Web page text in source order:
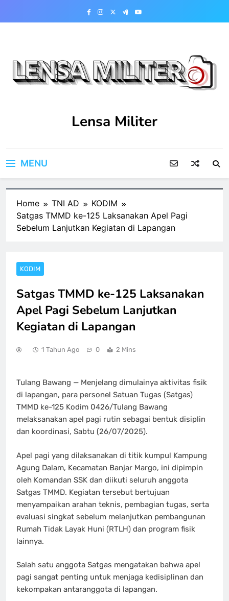
Lensa Militer
MENU
Home TNI AD
KODIM
Satgas TMMD ke-125 Laksanakan Apel Pagi
Sebelum Lanjutkan Kegiatan di Lapangan
KODIM
Satgas TMMD ke-125 Laksanakan
Apel Pagi Sebelum Lanjutkan
Kegiatan di Lapangan
1 Tahun Ago 0 2 Mins
Tulang Bawang — Menjelang dimulainya aktivitas fisik
di lapangan, para personel Satuan Tugas (Satgas)
TMMD ke-125 Kodim 0426/Tulang Bawang
melaksanakan apel pagi rutin sebagai bentuk disiplin
dan koordinasi, Sabtu (26/07/2025).
Apel pagi yang dilaksanakan di titik kumpul Kampung
Agung Dalam, Kecamatan Banjar Margo, ini dipimpin
oleh Komandan SSK dan diikuti seluruh anggota
Satgas TMMD. Kegiatan tersebut bertujuan
menyampaikan arahan teknis, pembagian tugas, serta
evaluasi singkat sebelum melanjutkan pembangunan
Rumah Tidak Layak Huni (RTLH) dan program fisik
lainnya.
Salah satu anggota Satgas mengatakan bahwa apel
pagi sangat penting untuk menjaga kedisiplinan dan
kekompakan antaranggota di lapangan.